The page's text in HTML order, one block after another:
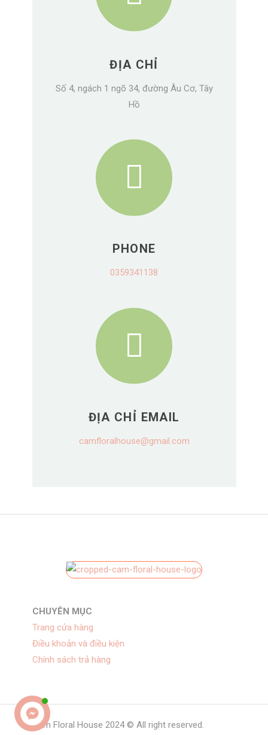
ĐỊA CHỈ
Số 4, ngách 1 ngõ 34, đường Âu Cơ, Tây
Hồ
PHONE
0359341138
ĐỊA CHỈ EMAIL
camfloralhouse@gmail.com
CHUYÊN MỤC
Trang cửa hàng
Điều khoản và điều kiện
Chính sách trả hàng
Cam Floral House 2024 © All right reserved.